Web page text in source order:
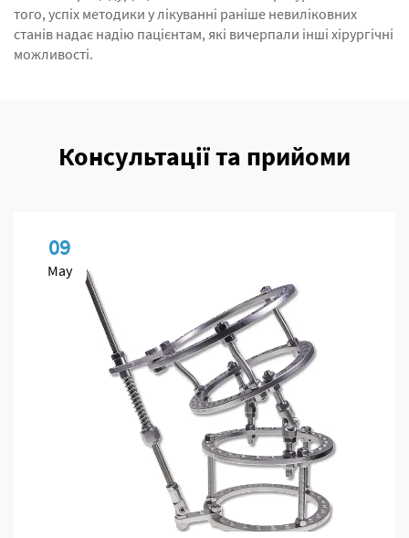
того, успіх методики у лікуванні раніше невиліковних
станів надає надію пацієнтам, які вичерпали інші хірургічні
можливості.
Консультації та прийоми
09
May